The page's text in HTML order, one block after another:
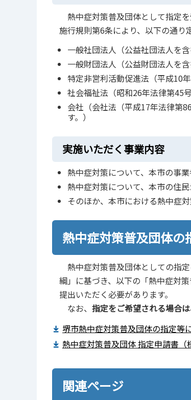
熱中症対策普及団体として指定
施行規則第6条により、以下の通り
一般社団法人（公益社団法人を含
一般財団法人（公益財団法人を含
特定非営利活動促進法（平成10
社会福祉法（昭和26年法律第45
会社（会社法（平成17年法律第
す。）
実施いただく事業内容
熱中症対策について、本市の事
熱中症対策について、本市の住
そのほか、本市における熱中症
熱中症対策普及団体の
熱中症対策普及団体としての指
綱」に基づき、以下の「熱中症対
提出いただく必要があります。
なお、 指定をご希望される場合
堺市熱中症対策普及団体の指定等
熱中症対策普及団体 指定申請書（
関連ページ